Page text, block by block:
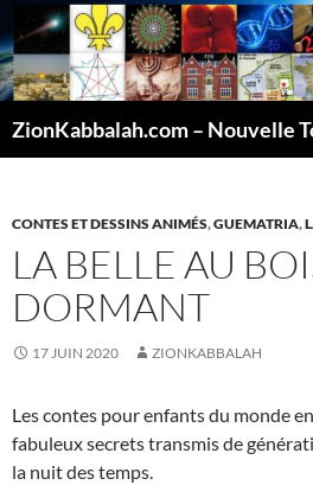
ZionKabbalah.com – Nouvelle
CONTES ET DESSINS ANIMÉS,GUEMATRIA,
LA BELLE AU
DORMANT
17 JUIN 2020 ZIONKABBALAH
Les contes pour enfants du monde
fabuleux secrets transmis de
la nuit des temps.